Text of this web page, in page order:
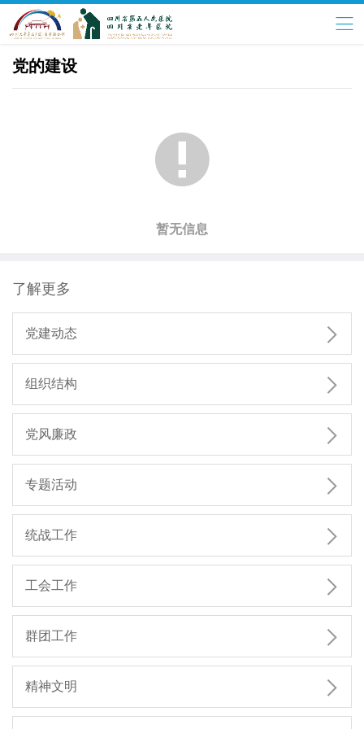
党的建设

暂无信息
了解更多
党建动态 
组织结构 
党风廉政 
专题活动 
统战工作 
工会工作 
群团工作 
精神文明 